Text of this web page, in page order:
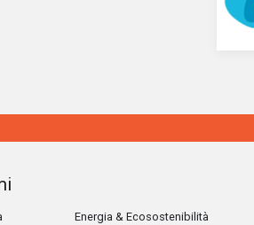
Energia & Ecosostenibilità